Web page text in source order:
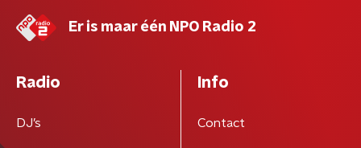
Er is maar één NPO Radio 2
Radio
DJ’s
Info
Contact